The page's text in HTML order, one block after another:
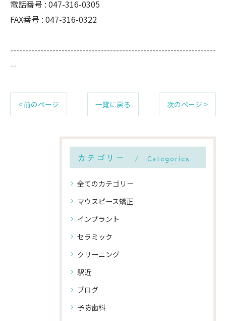
電話番号 : 047-316-0305
FAX番号 : 047-316-0322
--------------------------------------------------------------------
--
< 前のページ 一覧に戻る 次のページ >
カテゴリー Categories
全てのカテゴリー
マウスピース矯正
インプラント
セラミック
クリーニング
駅近
ブログ
予防歯科